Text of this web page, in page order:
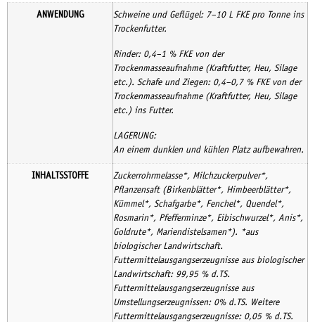
ANWENDUNG
Schweine und Geflügel: 7–10 L FKE pro Tonne ins
Trockenfutter.
Rinder: 0,4–1 % FKE von der
Trockenmasseaufnahme (Kraftfutter, Heu, Silage
etc.). Schafe und Ziegen: 0,4–0,7 % FKE von der
Trockenmasseaufnahme (Kraftfutter, Heu, Silage
etc.) ins Futter.
LAGERUNG:
An einem dunklen und kühlen Platz aufbewahren.
INHALTSSTOFFE
Zuckerrohrmelasse*, Milchzuckerpulver*,
Pflanzensaft (Birkenblätter*, Himbeerblätter*,
Kümmel*, Schafgarbe*, Fenchel*, Quendel*,
Rosmarin*, Pfefferminze*, Eibischwurzel*, Anis*,
Goldrute*, Mariendistelsamen*). *aus
biologischer Landwirtschaft.
Futtermittelausgangserzeugnisse aus biologischer
Landwirtschaft: 99,95 % d.TS.
Futtermittelausgangserzeugnisse aus
Umstellungserzeugnissen: 0% d.TS. Weitere
Futtermittelausgangserzeugnisse: 0,05 % d.TS.